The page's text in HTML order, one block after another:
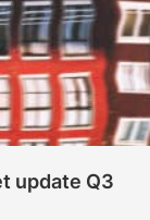
update Q3